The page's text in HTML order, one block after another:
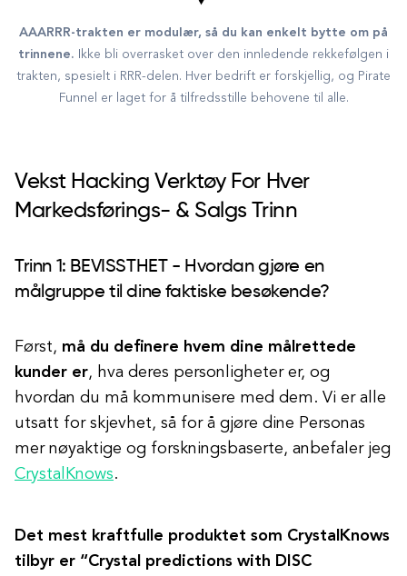
AAARRR-trakten er modulær, så du kan enkelt bytte om på
trinnene. Ikke bli overrasket over den innledende rekkefølgen i
trakten, spesielt i RRR-delen. Hver bedrift er forskjellig, og Pirate
Funnel er laget for å tilfredsstille behovene til alle.
Vekst Hacking Verktøy For Hver
Markedsførings- & Salgs Trinn
Trinn 1: BEVISSTHET - Hvordan gjøre en
målgruppe til dine faktiske besøkende?
Først, må du definere hvem dine målrettede
kunder er, hva deres personligheter er, og
hvordan du må kommunisere med dem. Vi er alle
utsatt for skjevhet, så for å gjøre dine Personas
mer nøyaktige og forskningsbaserte, anbefaler jeg
CrystalKnows.
Det mest kraftfulle produktet som CrystalKnows
tilbyr er “Crystal predictions with DISC